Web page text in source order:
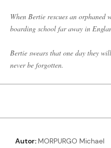
When Bertie rescues an
boarding school far away in
Bertie swears that one day they
never be forgotten.
Autor MORPURGO Michael